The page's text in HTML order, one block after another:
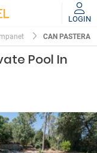
LOGIN
CAN PASTERA
Pool In